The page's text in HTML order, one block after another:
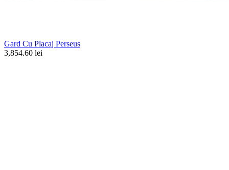
Gard Cu Placaj Perseus
3,854.60 lei